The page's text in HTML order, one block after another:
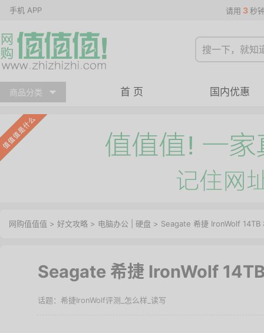
手机 APP 请用 3 秒
商品分类 首 页 国内优惠
网购值值值 > 好文攻略 > 电脑办公 硬盘 > Seagate 希捷 IronWolf 14TB
Seagate 希捷 IronWolf
希捷IronWolf评测_怎么样_读写